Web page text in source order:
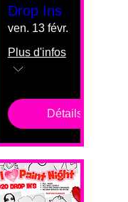
Drop Ins
ven. 13 févr.
Plus d'infos
Détails